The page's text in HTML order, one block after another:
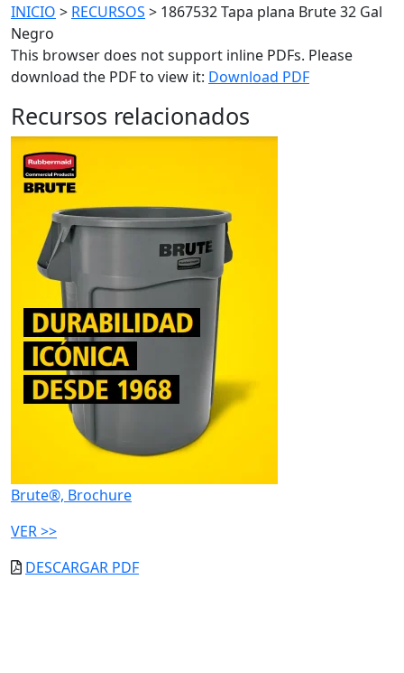
INICIO > RECURSOS > 1867532 Tapa plana Brute 32 Gal
Negro
This browser does not support inline PDFs. Please
download the PDF to view it: Download PDF
Recursos relacionados
Brute®, Brochure
VER >>
DESCARGAR PDF